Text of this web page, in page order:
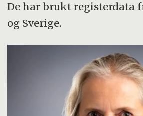
De har brukt registerdata
og Sverige.